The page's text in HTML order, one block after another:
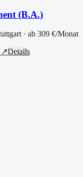
(B.A.)
· ab 309 €/Monat
↗Details